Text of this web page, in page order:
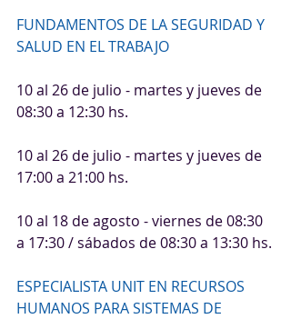
FUNDAMENTOS DE LA SEGURIDAD Y
SALUD EN EL TRABAJO
10 al 26 de julio - martes y jueves de
08:30 a 12:30 hs.
10 al 26 de julio - martes y jueves de
17:00 a 21:00 hs.
10 al 18 de agosto - viernes de 08:30
a 17:30 / sábados de 08:30 a 13:30 hs.
ESPECIALISTA UNIT EN RECURSOS
HUMANOS PARA SISTEMAS DE